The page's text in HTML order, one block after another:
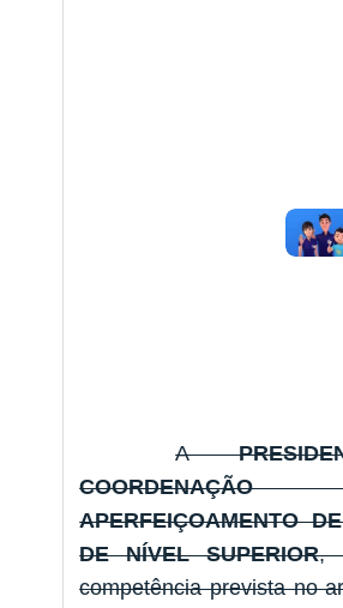
A
APERFEIÇOAMENTO
DE NÍVEL SUPERIOR,
competência prevista no